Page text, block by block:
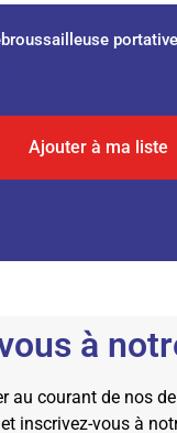
Ajouter à ma liste
à
au courant de nos
inscrivez-vous à